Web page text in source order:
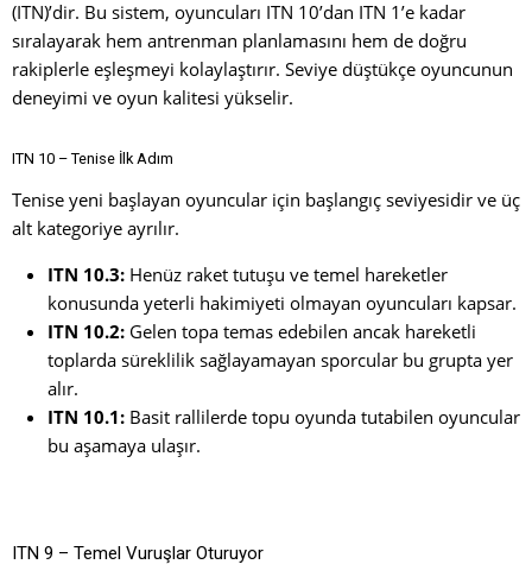
(ITN)’dir. Bu sistem, oyuncuları ITN 10’dan ITN 1’e kadar
sıralayarak hem antrenman planlamasını hem de doğru
rakiplerle eşleşmeyi kolaylaştırır. Seviye düştükçe oyuncunun
deneyimi ve oyun kalitesi yükselir.
ITN 10 – Tenise İlk Adım
Tenise yeni başlayan oyuncular için başlangıç seviyesidir ve üç
alt kategoriye ayrılır.
ITN 10.3: Henüz raket tutuşu ve temel hareketler
konusunda yeterli hakimiyeti olmayan oyuncuları kapsar.
ITN 10.2: Gelen topa temas edebilen ancak hareketli
toplarda süreklilik sağlayamayan sporcular bu grupta yer
alır.
ITN 10.1: Basit rallilerde topu oyunda tutabilen oyuncular
bu aşamaya ulaşır.
ITN 9 – Temel Vuruşlar Oturuyor